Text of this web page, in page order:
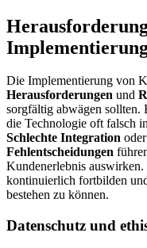
Die Implementierung von
Herausforderungen und
sorgfältig abwägen sollten.
die Technologie oft falsch
Schlechte Integration
Fehlentscheidungen
Kundenerlebnis
kontinuierlich fortbilden
bestehen zu können.
Datenschutz und